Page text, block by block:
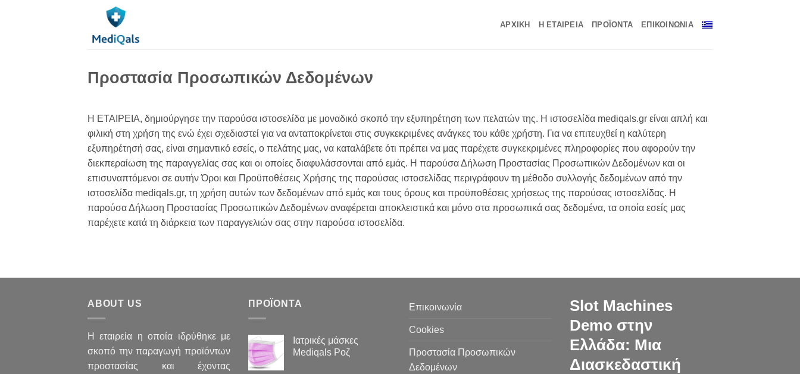
ΑΡΧΙΚΉ Η ΕΤΑΙΡΕΊΑ ΠΡΟΪΌΝΤΑ ΕΠΙΚΟΙΝΩΝΊΑ
Προστασία Προσωπικών Δεδομένων
H ΕΤΑΙΡΕΙΑ, δημιούργησε την παρούσα ιστοσελίδα με μοναδικό σκοπό την εξυπηρέτηση των πελατών της. Η ιστοσελίδα mediqals.gr είναι απλή και
φιλική στη χρήση της ενώ έχει σχεδιαστεί για να ανταποκρίνεται στις συγκεκριμένες ανάγκες του κάθε χρήστη. Για να επιτευχθεί η καλύτερη
εξυπηρέτησή σας, είναι σημαντικό εσείς, ο πελάτης μας, να καταλάβετε ότι πρέπει να μας παρέχετε συγκεκριμένες πληροφορίες που αφορούν την
διεκπεραίωση της παραγγελίας σας και οι οποίες διαφυλάσσονται από εμάς. Η παρούσα Δήλωση Προστασίας Προσωπικών Δεδομένων και οι
επισυναπτόμενοι σε αυτήν Όροι και Προϋποθέσεις Χρήσης της παρούσας ιστοσελίδας περιγράφουν τη μέθοδο συλλογής δεδομένων από την
ιστοσελίδα mediqals.gr, τη χρήση αυτών των δεδομένων από εμάς και τους όρους και προϋποθέσεις χρήσεως της παρούσας ιστοσελίδας. Η
παρούσα Δήλωση Προστασίας Προσωπικών Δεδομένων αναφέρεται αποκλειστικά και μόνο στα προσωπικά σας δεδομένα, τα οποία εσείς μας
παρέχετε κατά τη διάρκεια των παραγγελιών σας στην παρούσα ιστοσελίδα.
ABOUT US
H εταιρεία η οποία ιδρύθηκε με
σκοπό την παραγωγή προϊόντων
προστασίας και έχοντας
ΠΡΟΪΌΝΤΑ
Ιατρικές μάσκες
Mediqals Ροζ
Επικοινωνία
Cookies
Προστασία Προσωπικών
Δεδομένων
Slot Machines
Demo στην
Ελλάδα: Μια
Διασκεδαστική